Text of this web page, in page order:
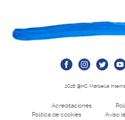
2026 @HC Marbella
Acreditaciones
Política de cookies
Aviso